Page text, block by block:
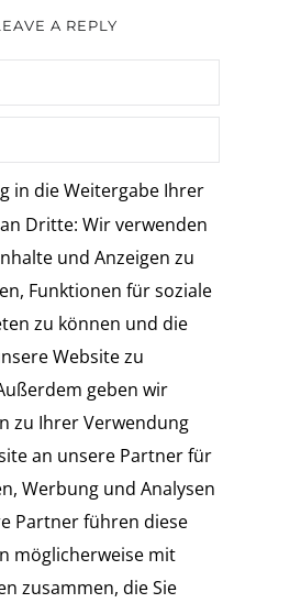
A REPLY
in die Weitergabe Ihrer
Dritte: Wir verwenden
und Anzeigen zu
Funktionen für soziale
zu können und die
Website zu
geben wir
zu Ihrer Verwendung
an unsere Partner für
Werbung und Analysen
Partner führen diese
möglicherweise mit
zusammen, die Sie